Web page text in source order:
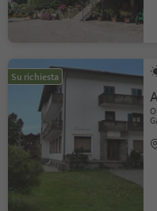
Su richiesta